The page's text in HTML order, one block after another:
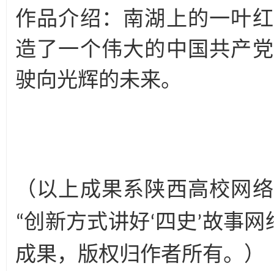
作品介绍：南湖上的一叶
造了一个伟大的中国共产
驶向光辉的未来。
（以上成果系陕西高校网
“创新方式讲好‘四史’故事网
成果，版权归作者所有。）